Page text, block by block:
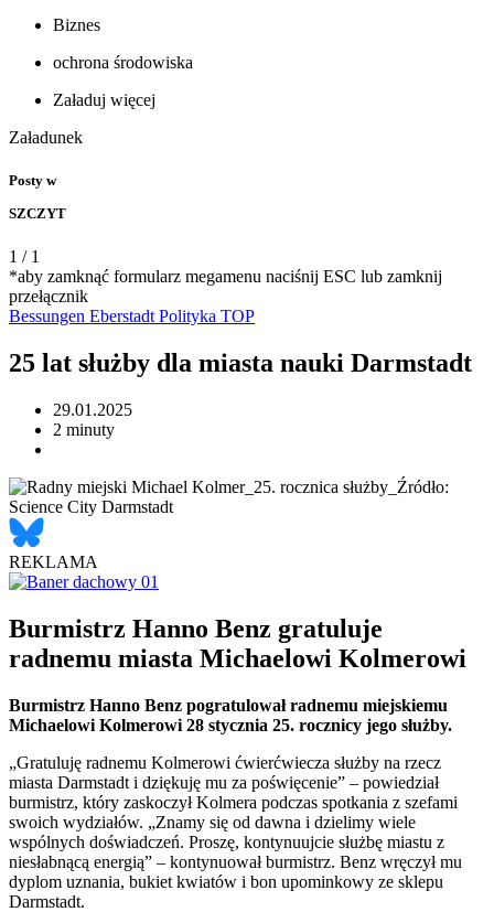
Biznes
ochrona środowiska
Załaduj więcej
Załadunek
Posty w
SZCZYT
1 / 1
*aby zamknąć formularz megamenu naciśnij ESC lub zamknij
przełącznik
Bessungen Eberstadt Polityka TOP
25 lat służby dla miasta nauki Darmstadt
29.01.2025
2 minuty
REKLAMA
Burmistrz Hanno Benz gratuluje
radnemu miasta Michaelowi Kolmerowi
Burmistrz Hanno Benz pogratulował radnemu miejskiemu
Michaelowi Kolmerowi 28 stycznia 25. rocznicy jego służby.
„Gratuluję radnemu Kolmerowi ćwierćwiecza służby na rzecz
miasta Darmstadt i dziękuję mu za poświęcenie” – powiedział
burmistrz, który zaskoczył Kolmera podczas spotkania z szefami
swoich wydziałów. „Znamy się od dawna i dzielimy wiele
wspólnych doświadczeń. Proszę, kontynuujcie służbę miastu z
niesłabnącą energią” – kontynuował burmistrz. Benz wręczył mu
dyplom uznania, bukiet kwiatów i bon upominkowy ze sklepu
Darmstadt.